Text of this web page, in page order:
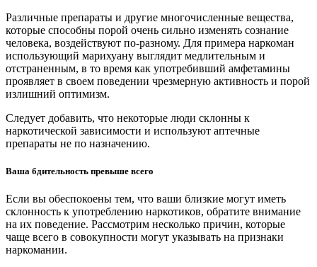
Различные препараты и другие многочисленные вещества,
которые способны порой очень сильно изменять сознание
человека, воздействуют по-разному. Для примера наркоман
использующий марихуану выглядит медлительным и
отстраненным, в то время как употребивший амфетамины
проявляет в своем поведении чрезмерную активность и порой
излишний оптимизм.
Следует добавить, что некоторые люди склонны к
наркотической зависимости и используют аптечные
препараты не по назначению.
Ваша бдительность превыше всего
Если вы обеспокоены тем, что ваши близкие могут иметь
склонность к употреблению наркотиков, обратите внимание
на их поведение. Рассмотрим несколько причин, которые
чаще всего в совокупности могут указывать на признаки
наркомании.